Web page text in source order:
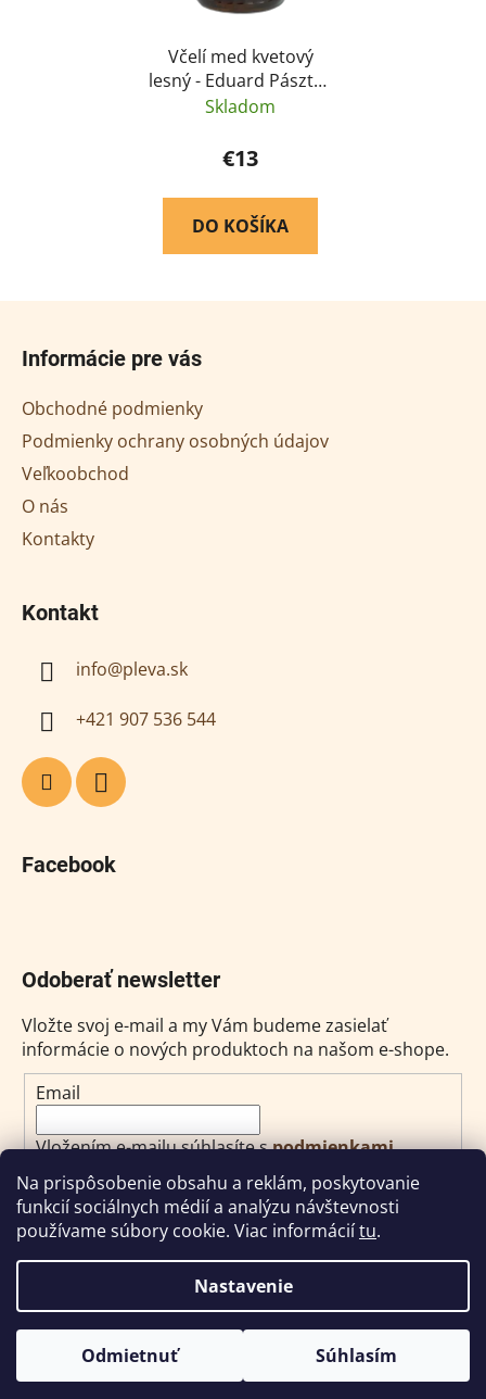
Na prispôsobenie obsahu a reklám, poskytovanie
funkcií sociálnych médií a analýzu návštevnosti
používame súbory cookie. Viac informáciítu.
Nastavenie
Odmietnuť Súhlasím
Včelí med kvetový
lesný - Eduard Pásztor
900 g
Skladom
€13
DO KOŠÍKA
Informácie pre vás
Obchodné podmienky
Podmienky ochrany osobných údajov
Veľkoobchod
O nás
Kontakty
Kontakt
info@pleva.sk
+421 907 536 544
Facebook
Odoberať newsletter
Vložte svoj e-mail a my Vám budeme zasielať
informácie o nových produktoch na našom e-shope.
Email
Vložením e-mailu súhlasíte spodmienkami
ochrany osobných údajov
PRIHLÁSIŤ SA
Vytvoril Shoptet
Copyright 2026
. Všetky práva
vyhradené.Upraviť nastavenie cookies